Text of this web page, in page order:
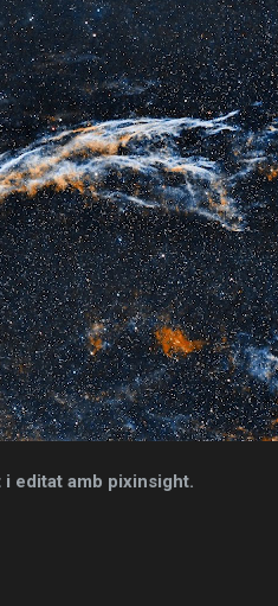
i editat amb pixinsight.